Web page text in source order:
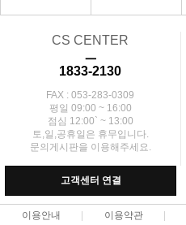
CS CENTER
ㅡ
1833-2130
FAX : 053-283-0309
평일 09:00 ~ 16:00
점심 12:00` ~ 13:00
토,일,공휴일은 휴무입니다.
문의게시판을 이용해주세요.
고객센터 연결
이용안내 이용약관